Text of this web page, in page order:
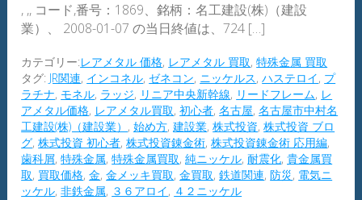
, ,, コード,番号：1869、銘柄：名工建設(株)（建設
業）、 2008-01-07 の当日終値は、724 […]
カテゴリー:レアメタル 価格, レアメタル 買取,特殊金属 買取
タグ: JR関連, インコネル, ゼネコン, ニッケルス,ハステロイ, プ
ラチナ, モネル, ラッジ, リニア中央新幹線, リードフレーム, レ
アメタル価格, レアメタル買取,初心者,名古屋,名古屋市中村名
工建設(株)（建設業） ,始め方,建設業,株式投資,株式投資 ブロ
グ,株式投資 初心者,株式投資錬金術,株式投資錬金術 応用編,
歯科屑,特殊金属,特殊金属買取,純ニッケル,耐震化,貴金属買
取, 買取価格,金,金メッキ買取,金買取,鉄道関連,防災, 電気ニ
ッケル,非鉄金属, ３６アロイ, ４２ニッケル